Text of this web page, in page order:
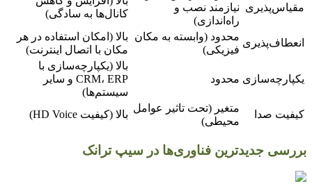
مقیاس‌پذیری نیازمند نصب و
راه‌اندازی)
کانال‌ها به سادگی)
انعطاف‌پذیری
محدود (وابسته به مکان
فیزیکی)
بالا (امکان استفاده در هر
مکان با اتصال اینترنت)
یکپارچه‌سازی محدود
بالا (یکپارچه‌سازی با
CRM، ERP و سایر
سیستم‌ها)
کیفیت صدا
متغیر (تحت تاثیر عوامل
محیطی)
بالا (کیفیت HD Voice)
بررسی جدیدترین فناوری‌ها در سیپ ترانک